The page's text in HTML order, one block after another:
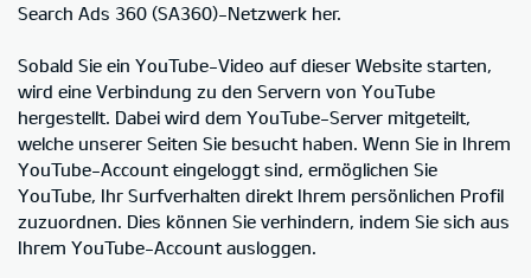
Search Ads 360 (SA360)-Netzwerk her.
Sobald Sie ein YouTube-Video auf dieser Website starten,
wird eine Verbindung zu den Servern von YouTube
hergestellt. Dabei wird dem YouTube-Server mitgeteilt,
welche unserer Seiten Sie besucht haben. Wenn Sie in Ihrem
YouTube-Account eingeloggt sind, ermöglichen Sie
YouTube, Ihr Surfverhalten direkt Ihrem persönlichen Profil
zuzuordnen. Dies können Sie verhindern, indem Sie sich aus
Ihrem YouTube-Account ausloggen.